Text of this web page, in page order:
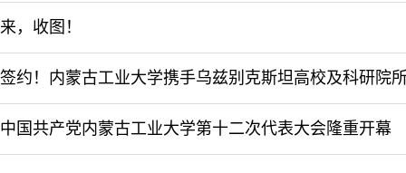
来，收图！
中国共产党内蒙古工业大学第十二次代表大会隆重开幕